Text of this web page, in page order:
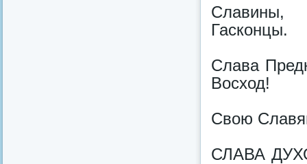
Славины,
Гасконцы.
Слава
Восход!
Свою
СЛАВА